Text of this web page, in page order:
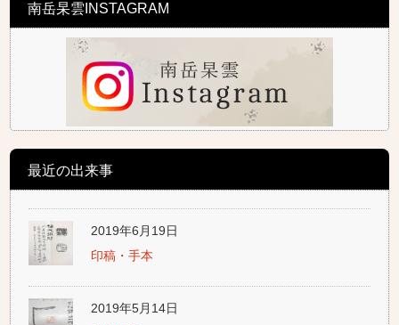
南岳杲雲INSTAGRAM
最近の出来事
2019年6月19日
印稿・手本
2019年5月14日